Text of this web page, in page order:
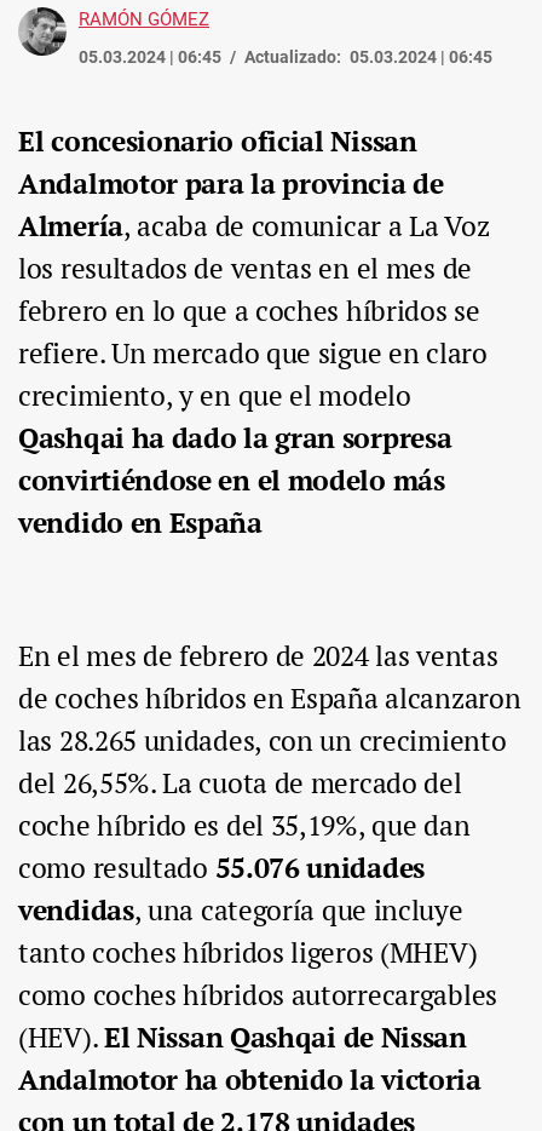
RAMÓN GÓMEZ
05.03.2024 | 06:45 Actualizado: 05.03.2024 | 06:45
El concesionario oficial Nissan
Andalmotor para la provincia de
Almería, acaba de comunicar a La Voz
los resultados de ventas en el mes de
febrero en lo que a coches híbridos se
refiere. Un mercado que sigue en claro
crecimiento, y en que el modelo
Qashqai ha dado la gran sorpresa
convirtiéndose en el modelo más
vendido en España
En el mes de febrero de 2024 las ventas
de coches híbridos en España alcanzaron
las 28.265 unidades, con un crecimiento
del 26,55%. La cuota de mercado del
coche híbrido es del 35,19%, que dan
como resultado 55.076 unidades
vendidas, una categoría que incluye
tanto coches híbridos ligeros (MHEV)
como coches híbridos autorrecargables
(HEV).El Nissan Qashqai de Nissan
Andalmotor ha obtenido la victoria
con un total de 2.178 unidades